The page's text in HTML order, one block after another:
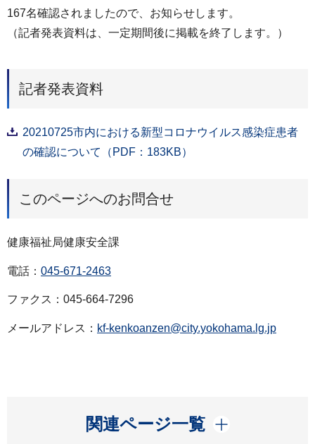
167名確認されましたので、お知らせします。
（記者発表資料は、一定期間後に掲載を終了します。）
記者発表資料
20210725市内における新型コロナウイルス感染症患者
の確認について（PDF：183KB）
このページへのお問合せ
健康福祉局健康安全課
電話： 045-671-2463
ファクス：045-664-7296
メールアドレス： kf-kenkoanzen@city.yokohama.lg.jp
関連ページ一覧
開く